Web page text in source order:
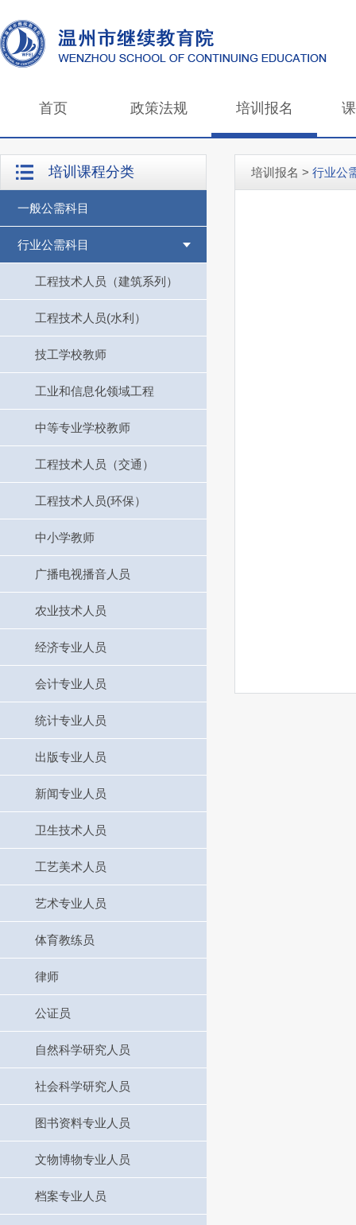
首页 政策法规 培训报名
培训课程分类
一般公需科目
行业公需科目
工程技术人员（建筑系列）
工程技术人员(水利）
技工学校教师
工业和信息化领域工程
中等专业学校教师
工程技术人员（交通）
工程技术人员(环保）
中小学教师
广播电视播音人员
农业技术人员
经济专业人员
会计专业人员
统计专业人员
出版专业人员
新闻专业人员
卫生技术人员
工艺美术人员
艺术专业人员
体育教练员
律师
公证员
自然科学研究人员
社会科学研究人员
图书资料专业人员
文物博物专业人员
档案专业人员
培训报名 > 行业公